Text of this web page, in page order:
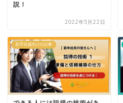
説！
2022年5月22日
若手社員向けの記事